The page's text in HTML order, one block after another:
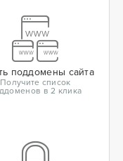
поддомены сайта
Получите список
в 2 клика